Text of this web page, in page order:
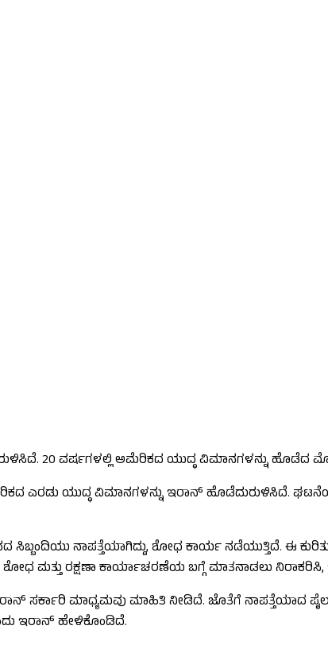
20 ವರ್ಷಗಳಲ್ಲಿ ಅಮೆರಿಕದ ಯುದ್ಧ ವಿಮಾನಗಳನ್ನು ಹೊಡೆದ
ಎರಡು ಯುದ್ಧ ವಿಮಾನಗಳನ್ನು ಇರಾನ್ ಹೊಡೆದುರುಳಿಸಿದೆ.
ಸಿಬ್ಬಂದಿಯು ನಾಪತ್ತೆಯಾಗಿದ್ದು, ಶೋಧ ಕಾರ್ಯ ನಡೆಯುತ್ತಿದೆ. ಈ
ಮತ್ತು ರಕ್ಷಣಾ ಕಾರ್ಯಾಚರಣೆಯ ಬಗ್ಗೆ ಮಾತನಾಡಲು ನಿರಾಕರಿಸಿ,
ಮಾಧ್ಯಮವು ಮಾಹಿತಿ ನೀಡಿದೆ. ಜೊತೆಗೆ ನಾಪತ್ತೆಯಾದ
ಇರಾನ್ ಹೇಳಿಕೊಂಡಿದೆ.